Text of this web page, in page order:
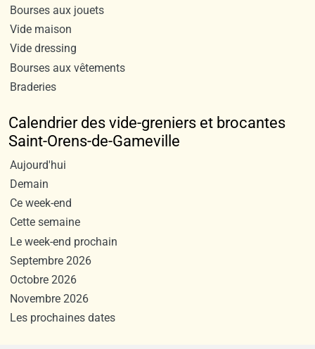
Bourses aux jouets
Vide maison
Vide dressing
Bourses aux vêtements
Braderies
Calendrier des vide-greniers et brocantes
Saint-Orens-de-Gameville
Aujourd'hui
Demain
Ce week-end
Cette semaine
Le week-end prochain
Septembre 2026
Octobre 2026
Novembre 2026
Les prochaines dates